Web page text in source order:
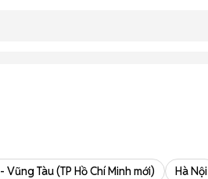
Vũng Tàu (TP Hồ Chí Minh mới) Hà Nội